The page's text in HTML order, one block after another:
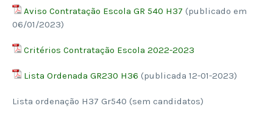
Aviso Contratação Escola GR 540 H37 (publicado em
06/01/2023)
Critérios Contratação Escola 2022-2023
Lista Ordenada GR230 H36 (publicada 12-01-2023)
Lista ordenação H37 Gr540 (sem candidatos)